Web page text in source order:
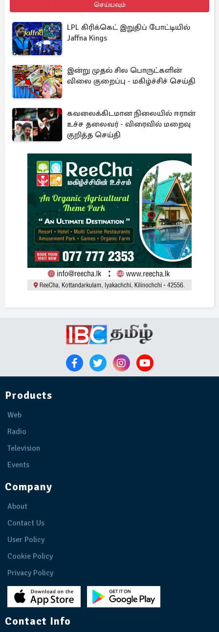
செய்யவும்
LPL கிரிக்கெட் இறுதிப் போட்டியில்
Jaffna Kings
இன்று முதல் சில பொருட்களின்
விலை குறைப்பு - மகிழ்ச்சிச் செய்தி
கவலைக்கிடமான நிலையில் ஈரான்
உச்ச தலைவர் - விரைவில் மறைவு
குறித்த செய்தி
Products
Web
Radio
Television
Events
Company
About
Contact Us
User Policy
Cookie Policy
Privacy Policy
Contact Info